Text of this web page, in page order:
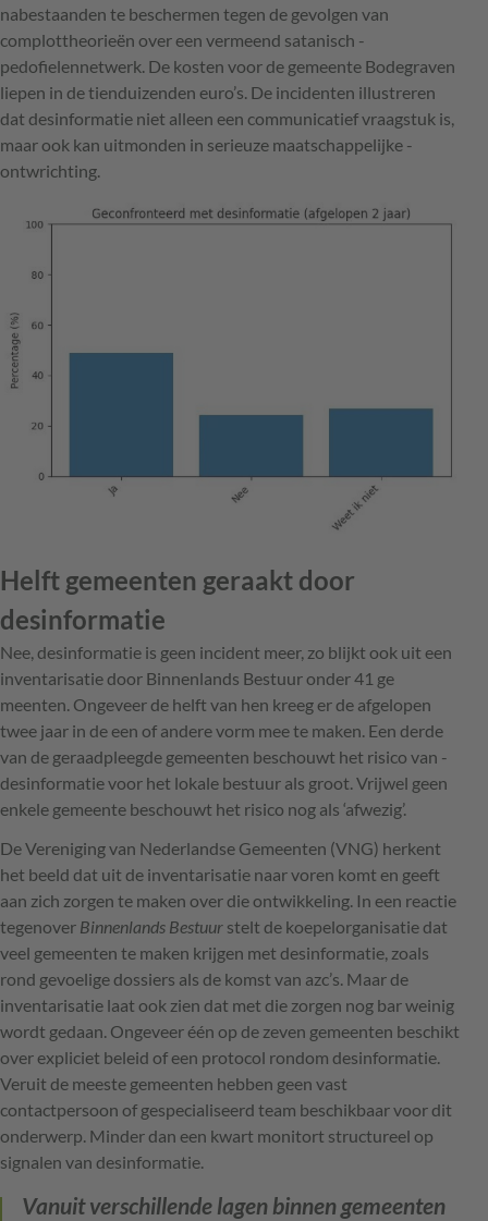
nabestaanden te beschermen tegen de gevolgen van
complottheorieën over een vermeend satanisch ­
pedofielennetwerk. De kosten voor de ­gemeente Bodegraven
liepen in de tienduizenden ­euro’s. De incidenten ­illustreren
dat desinformatie niet alleen een communicatief vraagstuk is,
maar ook kan uitmonden in serieuze maatschappelijke ­
ontwrichting.
Helft gemeenten geraakt door
desinformatie
Nee, desinformatie is geen incident meer, zo blijkt ook uit een
inventarisatie door ­Binnenlands Bestuur onder 41 ge
meenten. Ongeveer de helft van hen kreeg er de afgelopen
twee jaar in de een of andere vorm mee te ­maken. Een derde
van de geraadpleegde gemeenten beschouwt het risico van ­
desinformatie voor het lokale bestuur als groot. Vrijwel geen
enkele gemeente beschouwt het risico nog als ‘afwezig’.
De Vereniging van Nederlandse Gemeenten (VNG) herkent
het beeld dat uit de ­inventarisatie naar voren komt en geeft
aan zich zorgen te maken over die ontwikkeling. In een reactie
tegenover Binnenlands Bestuur stelt de koepelorganisatie dat
veel gemeenten te maken krijgen met desinformatie, zoals
rond gevoelige dossiers als de komst van azc’s. Maar de
inventarisatie laat ook zien dat met die zorgen nog bar weinig
wordt gedaan. Ongeveer één op de zeven gemeenten beschikt
over expliciet beleid of een protocol rondom desinformatie.
Veruit de meeste gemeenten hebben geen vast
contactpersoon of gespecialiseerd team beschikbaar voor dit
onderwerp. Minder dan een kwart ­monitort structureel op
signalen van ­desinformatie.
Vanuit verschillende lagen binnen gemeenten